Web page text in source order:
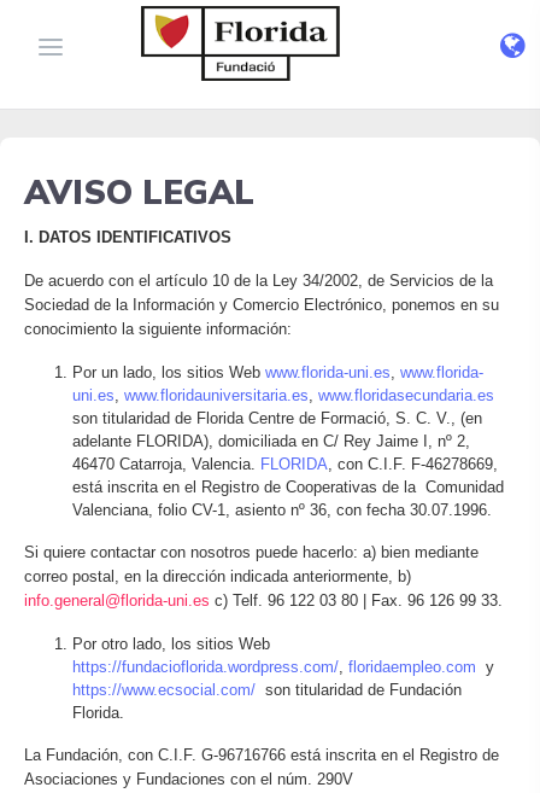
AVISO LEGAL
I. DATOS IDENTIFICATIVOS
De acuerdo con el artículo 10 de la Ley 34/2002, de Servicios de la
Sociedad de la Información y Comercio Electrónico, ponemos en su
conocimiento la siguiente información:
Por un lado, los sitios Web www.florida-uni.es, www.florida-
uni.es, www.floridauniversitaria.es, www.floridasecundaria.es
son titularidad de Florida Centre de Formació, S. C. V., (en
adelante FLORIDA), domiciliada en C/ Rey Jaime I, nº 2,
46470 Catarroja, Valencia. FLORIDA, con C.I.F. F-46278669,
está inscrita en el Registro de Cooperativas de la Comunidad
Valenciana, folio CV-1, asiento nº 36, con fecha 30.07.1996.
Si quiere contactar con nosotros puede hacerlo: a) bien mediante
correo postal, en la dirección indicada anteriormente, b)
info.general@florida-uni.es c) Telf. 96 122 03 80 | Fax. 96 126 99 33.
Por otro lado, los sitios Web
https://fundacioflorida.wordpress.com/, floridaempleo.com y
https://www.ecsocial.com/ son titularidad de Fundación
Florida.
La Fundación, con C.I.F. G-96716766 está inscrita en el Registro de
Asociaciones y Fundaciones con el núm. 290V